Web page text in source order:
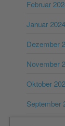
Februar
Januar 2024
Dezember
November
Oktober
September